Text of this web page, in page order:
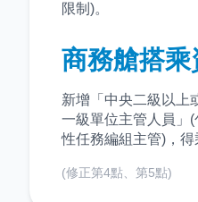
限制)。
商務艙搭
新增「中央二級以上
一級單位主管人員」
性任務編組主管)，得
(修正第4點、第5點)